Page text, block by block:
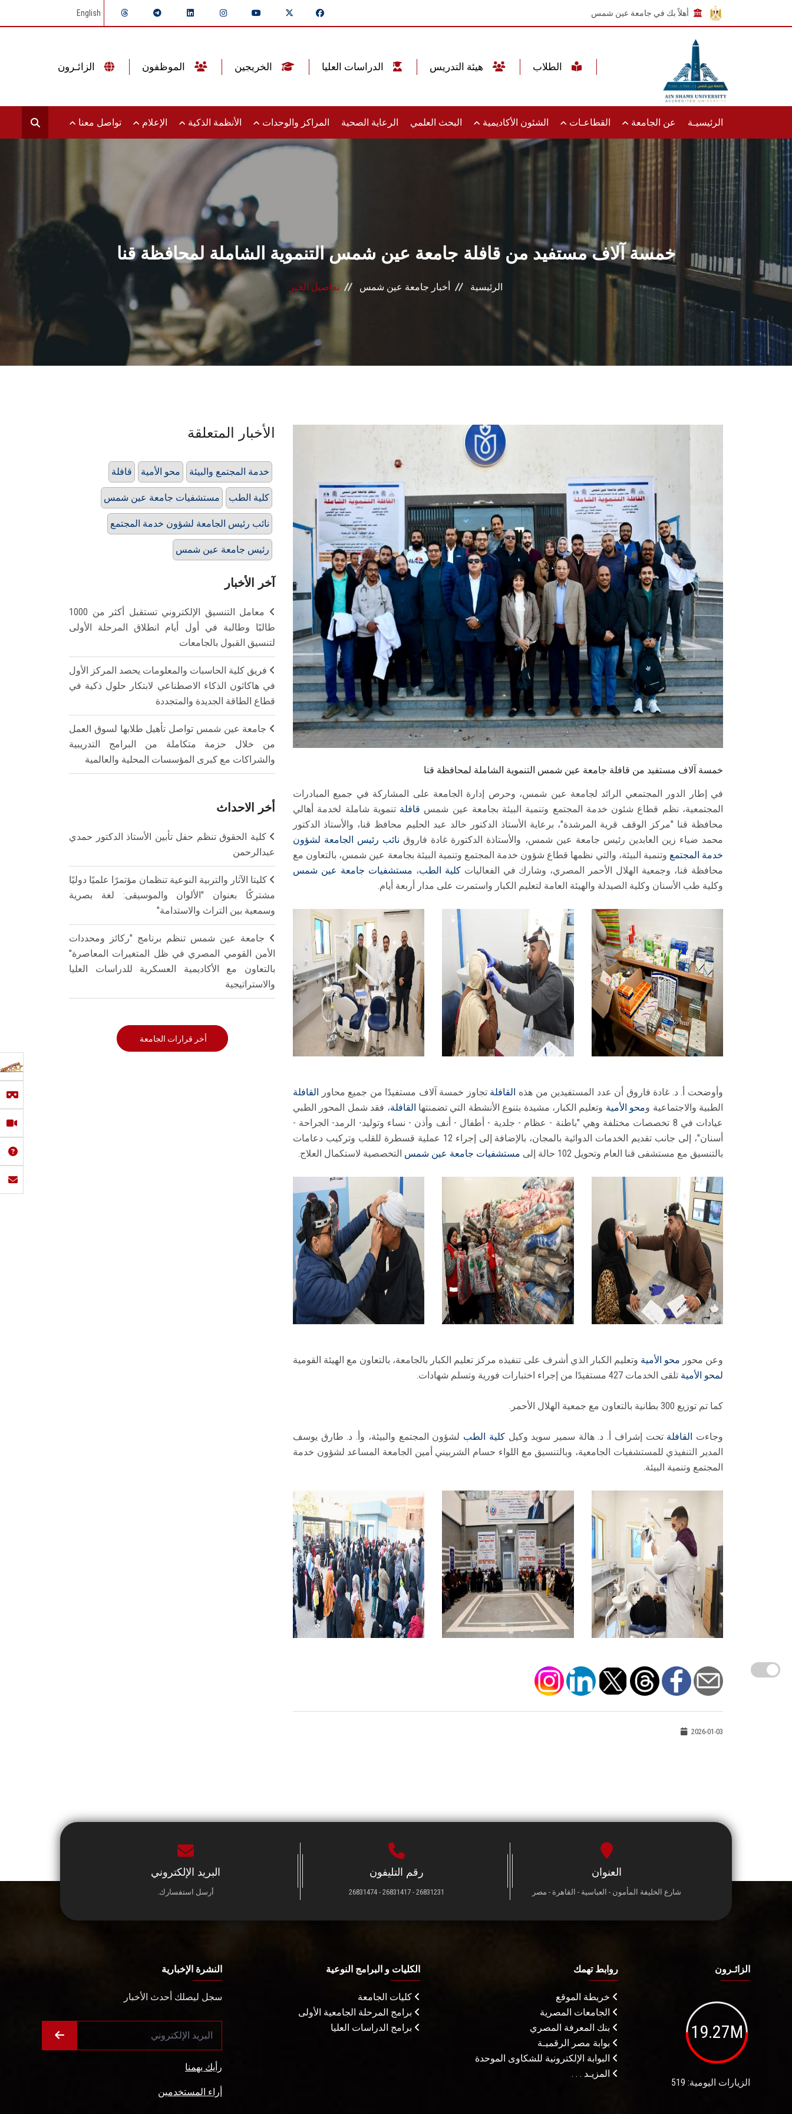
أهلاً بك في جامعة عين شمس English
الرئيسيـة عن الجامعة القطاعـات الشئون الأكاديمية البحث العلمي الرعاية الصحية المراكز والوحدات الأنظمة الذكية الإعلام تواصل معنا
خمسة آلاف مستفيد من قافلة جامعة عين شمس التنموية الشاملة لمحافظة قنا
الرئيسية أخبار جامعة عين شمس تفاصيل الخبر
خمسة آلاف مستفيد من قافلة جامعة عين شمس التنموية الشاملة لمحافظة قنا
في إطار الدور المجتمعي الرائد لجامعة عين شمس، وحرص إدارة الجامعة على المشاركة في جميع المبادرات
المجتمعية، نظم قطاع شئون خدمة المجتمع وتنمية البيئة بجامعة عين شمس قافلة تنموية شاملة لخدمة أهالي
محافظة قنا "مركز الوقف قرية المرشدة"، برعاية الأستاذ الدكتور خالد عبد الحليم محافظ قنا، والأستاذ الدكتور
محمد ضياء زين العابدين رئيس جامعة عين شمس، والأستاذة الدكتورة غادة فاروق نائب رئيس الجامعة لشؤون
خدمة المجتمع وتنمية البيئة، والتي نظمها قطاع شؤون خدمة المجتمع وتنمية البيئة بجامعة عين شمس، بالتعاون مع
محافظة قنا، وجمعية الهلال الأحمر المصري، وشارك في الفعالياتكلية الطب، مستشفيات جامعة عين شمس
وكلية طب الأسنان وكلية الصيدلة والهيئة العامة لتعليم الكبار واستمرت على مدار أربعة أيام.
وأوضحت أ. د. غادة فاروق أن عدد المستفيدين من هذه القافلة تجاوز خمسة آلاف مستفيدًا من جميع محاور القافلة
الطبية والاجتماعية ومحو الأمية وتعليم الكبار، مشيدة بتنوع الأنشطة التي تضمنتها القافلة، فقد شمل المحور الطبي
عيادات في 8 تخصصات مختلفة وهي "باطنة - عظام - جلدية - أطفال - أنف وأذن - نساء وتوليد- الرمد- الجراحة -
أسنان"، إلى جانب تقديم الخدمات الدوائية بالمجان، بالإضافة إلى إجراء 12 عملية قسطرة للقلب وتركيب دعامات
بالتنسيق مع مستشفى قنا العام وتحويل 102 حالة إلى
مستشفيات جامعة عين شمس التخصصية لاستكمال العلاج.
وعن محور محو الأمية وتعليم الكبار الذي أشرف على تنفيذه مركز تعليم الكبار بالجامعة، بالتعاون مع الهيئة القومية
لمحو الأمية تلقى الخدمات 427 مستفيدًا من إجراء اختبارات فورية وتسلم شهادات.
كما تم توزيع 300 بطانية بالتعاون مع جمعية الهلال الأحمر.
وجاءت القافلة تحت إشراف أ. د. هالة سمير سويد وكيلكلية الطب لشؤون المجتمع والبيئة، وأ. د. طارق يوسف
المدير التنفيذي للمستشفيات الجامعية، وبالتنسيق مع اللواء حسام الشربيني أمين الجامعة المساعد لشؤون خدمة
المجتمع وتنمية البيئة.
2026-01-03
الأخبار المتعلقة
قافلة محو الأمية خدمة المجتمع والبيئة
مستشفيات جامعة عين شمس كلية الطب
نائب رئيس الجامعة لشؤون خدمة المجتمع
رئيس جامعة عين شمس
آخر الأخبار
معامل التنسيق الإلكتروني تستقبل أكثر من 1000
طالبًا وطالبة في أول أيام انطلاق المرحلة الأولى
لتنسيق القبول بالجامعات
فريق كلية الحاسبات والمعلومات يحصد المركز الأول
في هاكاثون الذكاء الاصطناعي لابتكار حلول ذكية في
قطاع الطاقة الجديدة والمتجددة
جامعة عين شمس تواصل تأهيل طلابها لسوق العمل
من خلال حزمة متكاملة من البرامج التدريبية
والشراكات مع كبرى المؤسسات المحلية والعالمية
أخر الاحداث
كلية الحقوق تنظم حفل تأبين الأستاذ الدكتور حمدي
عبدالرحمن
كليتا الآثار والتربية النوعية تنظمان مؤتمرًا علميًا دوليًا
مشتركًا بعنوان "الألوان والموسيقى: لغة بصرية
وسمعية بين التراث والاستدامة"
جامعة عين شمس تنظم برنامج "ركائز ومحددات
الأمن القومي المصري في ظل المتغيرات المعاصرة"
بالتعاون مع الأكاديمية العسكرية للدراسات العليا
والاستراتيجية
أخر قرارات الجامعة
العنوان
شارع الخليفة المأمون - العباسية - القاهرة - مصر
رقم التليفون
26831231 - 26831417 - 26831474
البريد الإلكتروني
أرسل استفسارك.
الزائـرون
19.27M
الزيارات اليومية: 519
روابط تهمك
خريطة الموقع
الجامعات المصرية
بنك المعرفة المصري
بوابة مصر الرقميـة
البوابة الإلكترونية للشكاوى الموحدة
المزيـد . . .
الكليات و البرامج النوعية
كليات الجامعة
برامج المرحلة الجامعية الأولى
برامج الدراسات العليا
النشرة الإخبارية
سجل ليصلك أحدث الأخبار
رأيك يهمنا
أراء المستخدمين